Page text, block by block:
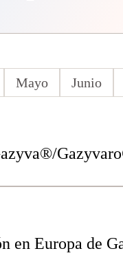
Mayo Junio
en Europa de